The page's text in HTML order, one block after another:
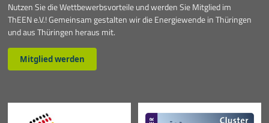
Nutzen Sie die Wettbewerbsvorteile und werden Sie Mitglied im
ThEEN e.V.! Gemeinsam gestalten wir die Energiewende in Thüringen
und aus Thüringen heraus mit.
Mitglied werden